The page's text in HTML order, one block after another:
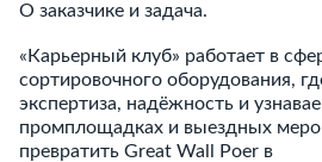
О заказчике и задача.
«Карьерный клуб» работает в
сортировочного оборудования,
экспертиза, надёжность и
промплощадках и выездных
превратить Great Wall Poer в